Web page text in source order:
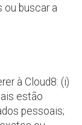
ou buscar a
à Cloud8: (i)
estão
pessoais;